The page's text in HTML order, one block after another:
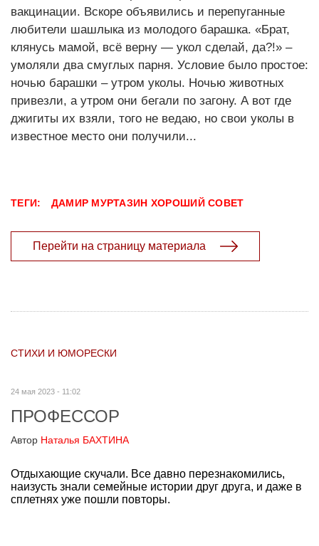
вакцинации. Вскоре объявились и перепуганные
любители шашлыка из молодого барашка. «Брат,
клянусь мамой, всё верну — укол сделай, да?!» –
умоляли два смуглых парня. Условие было простое:
ночью барашки – утром уколы. Ночью животных
привезли, а утром они бегали по загону. А вот где
джигиты их взяли, того не ведаю, но свои уколы в
известное место они получили...
ТЕГИ: ДАМИР МУРТАЗИН ХОРОШИЙ СОВЕТ
Перейти на страницу материала
СТИХИ И ЮМОРЕСКИ
24 мая 2023 - 11:02
ПРОФЕССОР
Автор Наталья БАХТИНА
Отдыхающие скучали. Все давно перезнакомились,
наизусть знали семейные истории друг друга, и даже в
сплетнях уже пошли повторы.